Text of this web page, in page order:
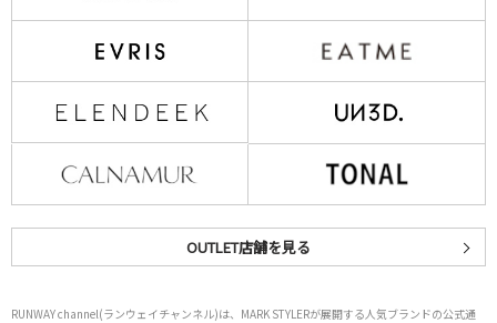
OUTLET店舗を見る
RUNWAY channel(ランウェイチャンネル)は、MARK STYLERが展開する人気ブランドの公式通